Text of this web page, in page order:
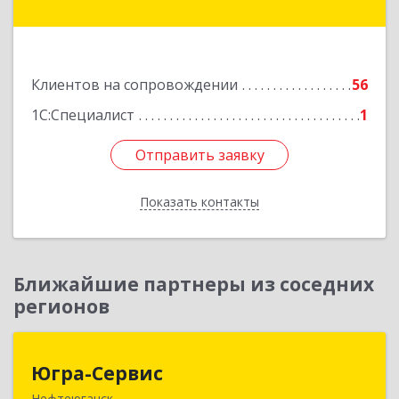
Клиентов на сопровождении
56
1С:Специалист
1
Отправить заявку
Показать контакты
Отправить заявку
Назад
Ближайшие партнеры из соседних
регионов
Югра-Сервис